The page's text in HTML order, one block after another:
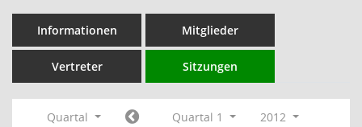
Informationen Mitglieder
Vertreter Sitzungen
Quartal Quartal 1
2012